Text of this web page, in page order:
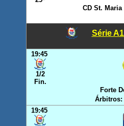
CD St.
Série
19:45
1/2
Fin.
Forte
Árbitros:
19:45